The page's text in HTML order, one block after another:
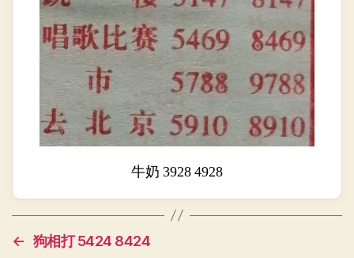
牛奶 3928 4928
← 狗相打 5424 8424